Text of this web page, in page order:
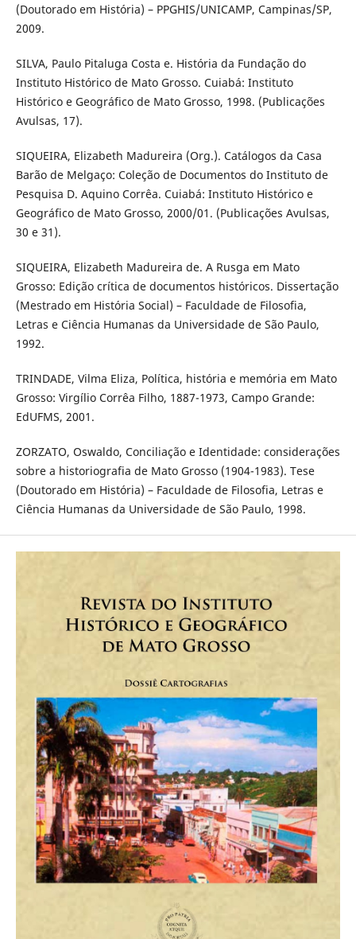
(Doutorado em História) – PPGHIS/UNICAMP, Campinas/SP,
2009.
SILVA, Paulo Pitaluga Costa e. História da Fundação do
Instituto Histórico de Mato Grosso. Cuiabá: Instituto
Histórico e Geográfico de Mato Grosso, 1998. (Publicações
Avulsas, 17).
SIQUEIRA, Elizabeth Madureira (Org.). Catálogos da Casa
Barão de Melgaço: Coleção de Documentos do Instituto de
Pesquisa D. Aquino Corrêa. Cuiabá: Instituto Histórico e
Geográfico de Mato Grosso, 2000/01. (Publicações Avulsas,
30 e 31).
SIQUEIRA, Elizabeth Madureira de. A Rusga em Mato
Grosso: Edição crítica de documentos históricos. Dissertação
(Mestrado em História Social) – Faculdade de Filosofia,
Letras e Ciência Humanas da Universidade de São Paulo,
1992.
TRINDADE, Vilma Eliza, Política, história e memória em Mato
Grosso: Virgílio Corrêa Filho, 1887-1973, Campo Grande:
EdUFMS, 2001.
ZORZATO, Oswaldo, Conciliação e Identidade: considerações
sobre a historiografia de Mato Grosso (1904-1983). Tese
(Doutorado em História) – Faculdade de Filosofia, Letras e
Ciência Humanas da Universidade de São Paulo, 1998.